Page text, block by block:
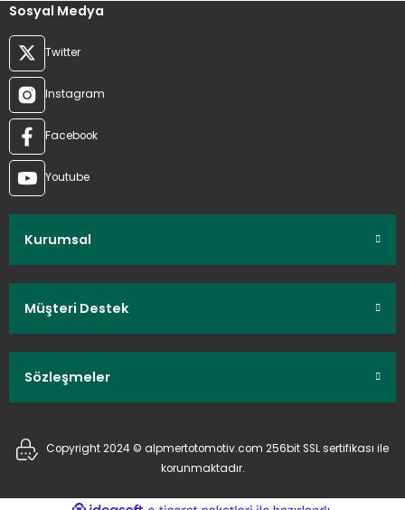
Sosyal Medya
Twitter
Instagram
Facebook
Youtube
Kurumsal
Müşteri Destek
Sözleşmeler
Copyright 2024 © alpmertotomotiv.com 256bit SSL sertifikası ile
korunmaktadır.